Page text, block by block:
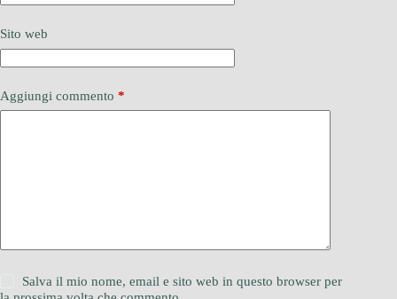
Sito web
Aggiungi commento *
Salva il mio nome, email e sito web in questo browser per